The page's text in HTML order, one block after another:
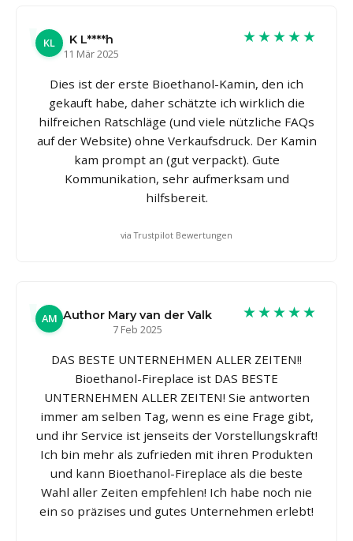
KL
K L****h
11 Mär 2025
★★★★★
Dies ist der erste Bioethanol-Kamin, den ich
gekauft habe, daher schätzte ich wirklich die
hilfreichen Ratschläge (und viele nützliche FAQs
auf der Website) ohne Verkaufsdruck. Der Kamin
kam prompt an (gut verpackt). Gute
Kommunikation, sehr aufmerksam und
hilfsbereit.
via Trustpilot Bewertungen
AM Author Mary van der Valk
7 Feb 2025
★★★★★
DAS BESTE UNTERNEHMEN ALLER ZEITEN!!
Bioethanol-Fireplace ist DAS BESTE
UNTERNEHMEN ALLER ZEITEN! Sie antworten
immer am selben Tag, wenn es eine Frage gibt,
und ihr Service ist jenseits der Vorstellungskraft!
Ich bin mehr als zufrieden mit ihren Produkten
und kann Bioethanol-Fireplace als die beste
Wahl aller Zeiten empfehlen! Ich habe noch nie
ein so präzises und gutes Unternehmen erlebt!